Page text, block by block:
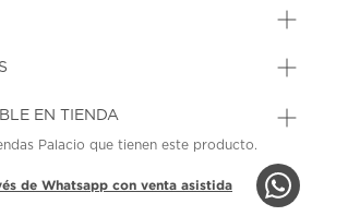
EN TIENDA
Palacio que tienen este producto.
de Whatsapp con venta asistida